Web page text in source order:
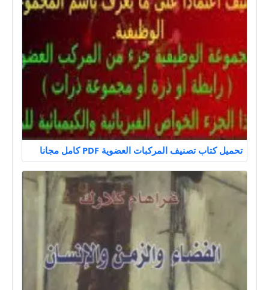
تحميل كتاب تصنيف المركبات العضوية PDF كامل مجانا